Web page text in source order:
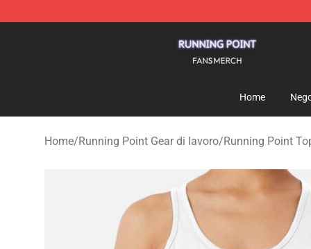
Home
Home/Running Point Gear di lavoro/Running Point